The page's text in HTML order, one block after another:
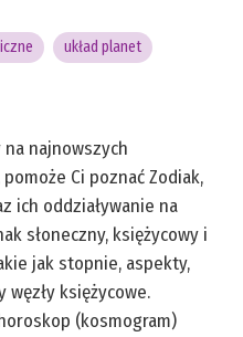
układ planet
najnowszych
Ci poznać Zodiak,
ich oddziaływanie na
słoneczny, księżycowy i
jak stopnie, aspekty,
księżycowe.
(kosmogram)